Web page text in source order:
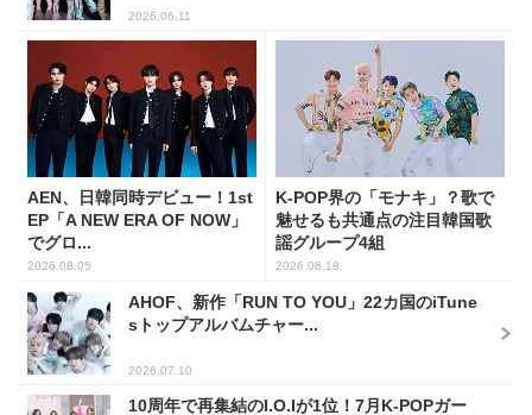
2026.06.11
AEN、日韓同時デビュー！1st
EP「A NEW ERA OF NOW」
でグロ...
2026.08.05
K-POP界の「モナキ」？歌で
魅せるも共通点の注目韓国歌
謡グループ4組
2026.06.18
AHOF、新作「RUN TO YOU」22カ国のiTune
sトップアルバムチャー...
2026.07.10
10周年で再集結のI.O.Iが1位！7月K-POPガー